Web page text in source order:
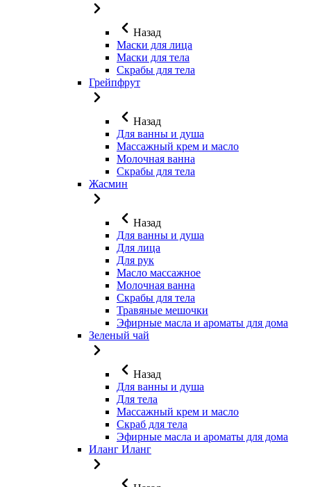
Назад
Маски для лица
Маски для тела
Скрабы для тела
Грейпфрут
Назад
Для ванны и душа
Массажный крем и масло
Молочная ванна
Скрабы для тела
Жасмин
Назад
Для ванны и душа
Для лица
Для рук
Масло массажное
Молочная ванна
Скрабы для тела
Травяные мешочки
Эфирные масла и ароматы для дома
Зеленый чай
Назад
Для ванны и душа
Для тела
Массажный крем и масло
Скраб для тела
Эфирные масла и ароматы для дома
Иланг Иланг